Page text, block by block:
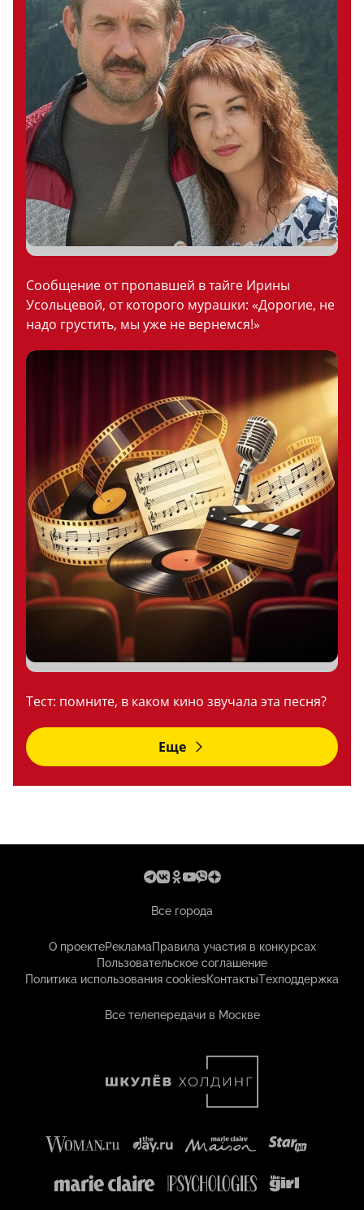
Сообщение от пропавшей в тайге Ирины
Усольцевой, от которого мурашки: «Дорогие, не
надо грустить, мы уже не вернемся!»
Тест: помните, в каком кино звучала эта песня?
Еще
Все города
О проектеРекламаПравила участия в конкурсах
Пользовательское соглашение
Политика использования cookiesКонтактыТехподдержка
Все телепередачи в Москве